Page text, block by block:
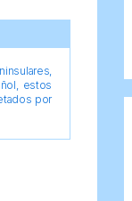
estos
por